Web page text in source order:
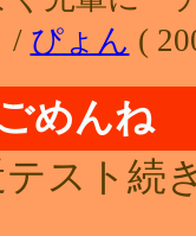
/ ぴょん (
めんね
スト続